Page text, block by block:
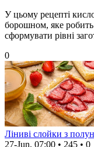
У цьому рецепті
борошном, яке
сформувати рівні
0
Ліниві слойки з
27-Jun, 07:00 • 245 • 0